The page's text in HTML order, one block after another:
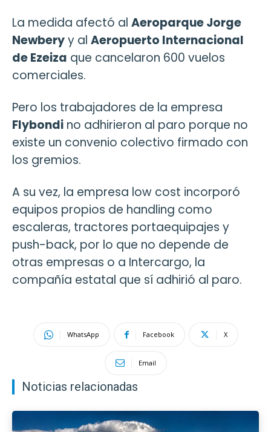
La medida afectó al Aeroparque Jorge
Newberyy al Aeropuerto Internacional
de Ezeiza que cancelaron 600 vuelos
comerciales.
Pero los trabajadores de la empresa
Flybondi no adhirieron al paro porque no
existe un convenio colectivo firmado con
los gremios.
A su vez, la empresa low cost incorporó
equipos propios de handling como
escaleras, tractores portaequipajes y
push-back, por lo que no depende de
otras empresas o a Intercargo, la
compañía estatal que sí adhirió al paro.
WhatsApp Facebook X
Email
Noticias relacionadas